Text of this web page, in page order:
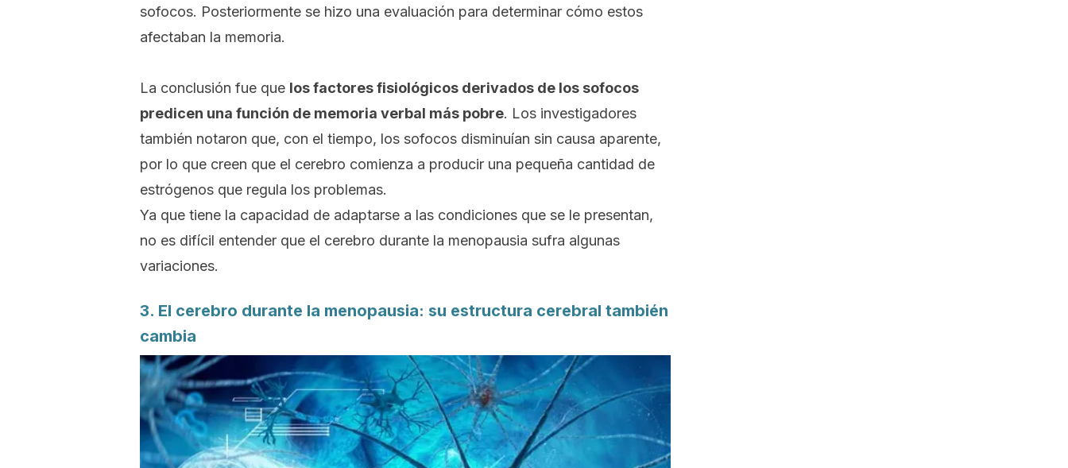
sofocos. Posteriormente se hizo una evaluación para determinar cómo estos
afectaban la memoria.
La conclusión fue que los factores fisiológicos derivados de los sofocos
predicen una función de memoria verbal más pobre. Los investigadores
también notaron que, con el tiempo, los sofocos disminuían sin causa aparente,
por lo que creen que el cerebro comienza a producir una pequeña cantidad de
estrógenos que regula los problemas.
Ya que tiene la capacidad de adaptarse a las condiciones que se le presentan,
no es difícil entender que el cerebro durante la menopausia sufra algunas
variaciones.
3. El cerebro durante la menopausia: su estructura cerebral también
cambia